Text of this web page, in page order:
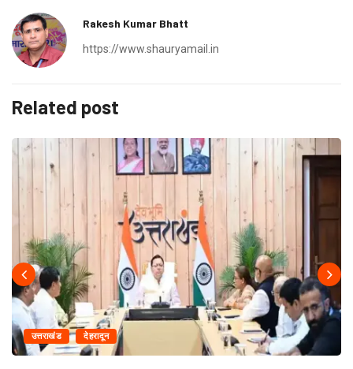
Rakesh Kumar Bhatt
https://www.shauryamail.in
Related post
उत्तराखंड देहरादून